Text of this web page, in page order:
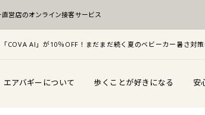
直営店のオンライン接客サービス
COVA AI」が10％OFF！まだまだ続く夏のベビーカー暑さ対策
エアバギーについて 歩くことが好きになる 安